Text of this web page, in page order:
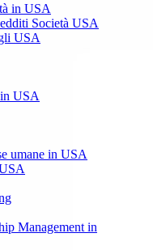
in USA
Società USA
USA
USA
umane in USA
Management in